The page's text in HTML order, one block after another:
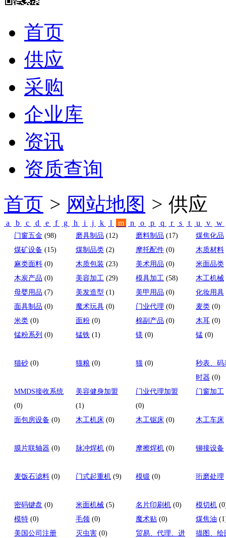
首页
供应
采购
企业库
资讯
资质查询
首页 > 网站地图 > 供应
a b c d e f g h i j k l m n o p q r s t u v w
门窗五金 (98) 磨具制品 (12) 磨料制品 (17)
煤焦化品
煤矿设备 (15) 煤制品类 (2) 摩托配件 (0)
木质材料
麻类面料 (0) 木质包装 (23) 美术用品 (0)
米面品类
木炭产品 (0) 美容加工 (29) 模具加工 (58)
木工机械
母婴用品 (7) 美发造型 (1) 美甲用品 (0)
化妆用具
面具制品 (0) 魔术玩具 (0) 门业代理 (0) 麦类 (0)
米类 (0) 面粉 (0) 棉副产品 (0) 木耳 (0)
锰粉系列 (0) 锰铁 (1) 镁 (0) 锰 (0)
猫砂 (0) 猫粮 (0) 猫 (0)
秒表、码
时器 (0)
MMDS接收系统
(0)
美容健身加盟
(1)
门业代理加盟
(0)
门窗加工
面包房设备 (0) 木工机床 (0) 木工锯床 (0) 木工车床
膜片联轴器 (0) 脉冲焊机 (0) 摩擦焊机 (0) 铆接设备
麦饭石滤料 (0) 门式起重机 (9) 模锻 (0) 珩磨处理
密码键盘 (0) 米面机械 (5) 名片印刷机 (0) 模切机
模特 (0) 毛领 (0) 魔术贴 (0) 煤焦油
美国公司注册
灭虫害 (0)
贸易、代理、进
描图、绘